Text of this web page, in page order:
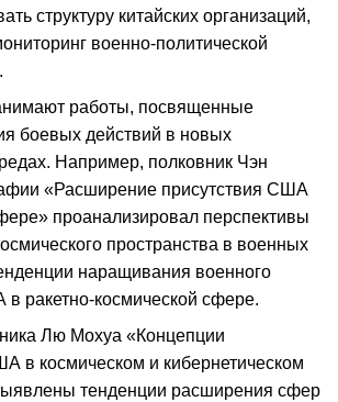
структуру китайских организаций,
военно-политической
работы, посвященные
боевых действий в новых
Например, полковник Чэн
«Расширение присутствия США
проанализировал перспективы
пространства в военных
наращивания военного
ракетно-космической сфере.
Лю Мохуа «Концепции
в космическом и кибернетическом
тенденции расширения сфер